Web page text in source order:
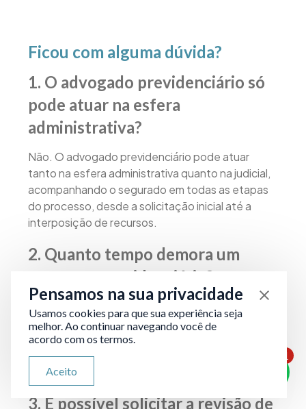
Ficou com alguma dúvida?
1. O advogado previdenciário só
pode atuar na esfera
administrativa?
Não. O advogado previdenciário pode atuar
tanto na esfera administrativa quanto na judicial,
acompanhando o segurado em todas as etapas
do processo, desde a solicitação inicial até a
interposição de recursos.
2. Quanto tempo demora um
processo previdenciário?
O prazo pode variar. Em processos
administrativos, a análise pode levar de 3 a 6
meses. Já em casos judiciais, o tempo depende
da complexidade do caso e da tramitação nos
tribunais.
3. É possível solicitar a revisão de
1
Pensamos na sua privacidade
Usamos cookies para que sua experiência seja
melhor. Ao continuar navegando você de
acordo com os termos.
Aceito